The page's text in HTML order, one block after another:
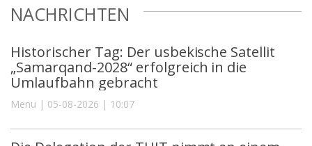
NACHRICHTEN
Historischer Tag: Der usbekische Satellit
„Samarqand-2028“ erfolgreich in die
Umlaufbahn gebracht
Menu | 05-08-2026 | 10:07